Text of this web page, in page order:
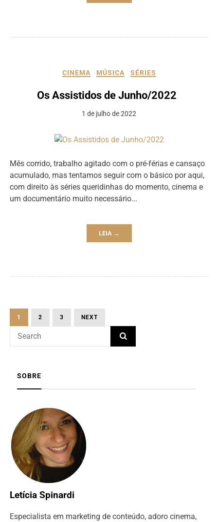
CINEMA MÚSICA SÉRIES
Os Assistidos de Junho/2022
1 de julho de 2022
Mês corrido, trabalho agitado com o pré-férias e cansaço
acumulado, mas tentamos seguir com o básico por aqui,
com direito às séries queridinhas do momento, cinema e
um documentário muito necessário...
LEIA →
1 2 3 NEXT
SOBRE
Letícia Spinardi
Especialista em marketing de conteúdo, adoro cinema,